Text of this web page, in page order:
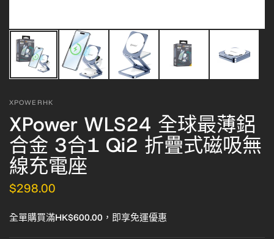
XPOWERHK
XPower WLS24 全球最薄鋁
合金 3合1 Qi2 折疊式磁吸無
線充電座
$298.00
全單購買滿HK$600.00，即享免運優惠